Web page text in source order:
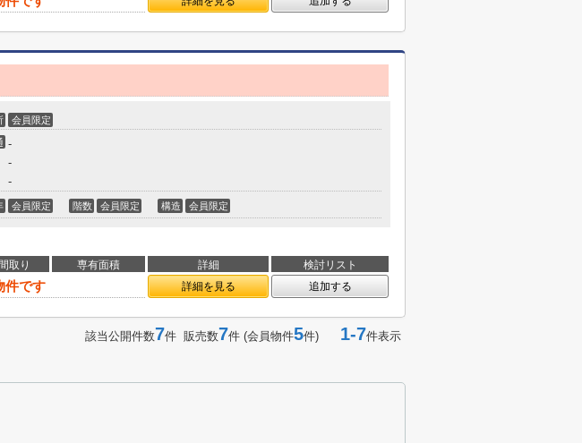
会員限定
-
-
-
会員限定 階数 会員限定 構造 会員限定
間取り 専有面積 詳細 検討リスト
件です 詳細を見る 追加する
該当公開件数7件 販売数7件 (会員物件5件) 1-7件表示